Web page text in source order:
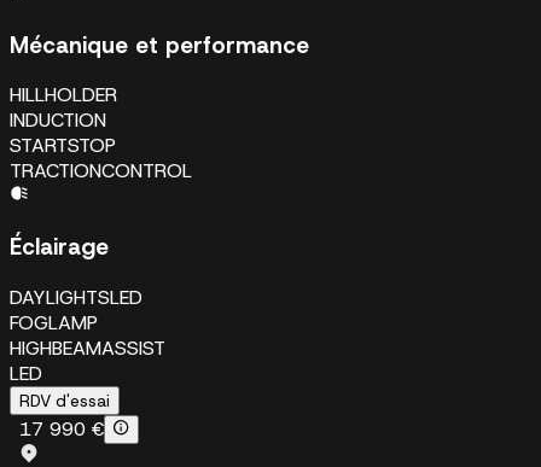
Mécanique et performance
HILLHOLDER
INDUCTION
STARTSTOP
TRACTIONCONTROL
Éclairage
DAYLIGHTSLED
FOGLAMP
HIGHBEAMASSIST
LED
RDV d'essai
17 990 €